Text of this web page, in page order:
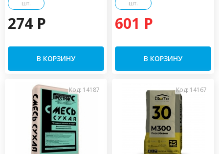
шт.
274 P
В КОРЗИНУ
шт.
601 P
В КОРЗИНУ
Код: 14187 Код: 14167